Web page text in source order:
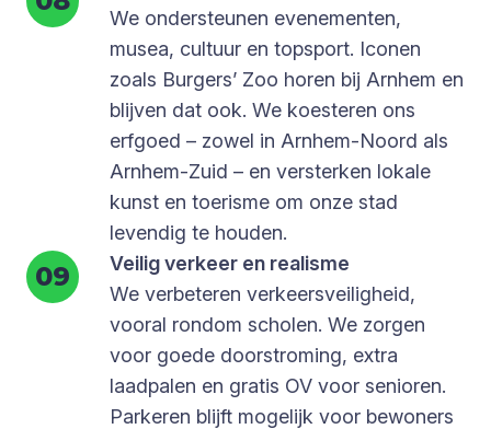
We ondersteunen evenementen,
musea, cultuur en topsport. Iconen
zoals Burgers’ Zoo horen bij Arnhem en
blijven dat ook. We koesteren ons
erfgoed – zowel in Arnhem-Noord als
Arnhem-Zuid – en versterken lokale
kunst en toerisme om onze stad
levendig te houden.
Veilig verkeer en realisme
We verbeteren verkeersveiligheid,
vooral rondom scholen. We zorgen
voor goede doorstroming, extra
laadpalen en gratis OV voor senioren.
Parkeren blijft mogelijk voor bewoners